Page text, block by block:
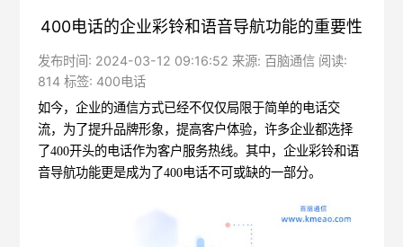
400电话的企业彩铃和语音导航功能的重要性
发布时间: 2024-03-12 09:16:52 来源: 百脑通信 阅读:
814 标签: 400电话
如今，企业的通信方式已经不仅仅局限于简单的电话交
流，为了提升品牌形象，提高客户体验，许多企业都选择
了400开头的电话作为客户服务热线。其中，企业彩铃和语
音导航功能更是成为了400电话不可或缺的一部分。